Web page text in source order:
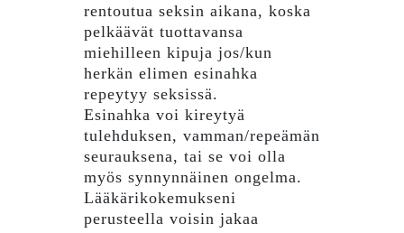
rentoutua seksin aikana, koska
pelkäävät tuottavansa
miehilleen kipuja jos/kun
herkän elimen esinahka
repeytyy seksissä.
Esinahka voi kireytyä
tulehduksen, vamman/repeämän
seurauksena, tai se voi olla
myös synnynnäinen ongelma.
Lääkärikokemukseni
perusteella voisin jakaa